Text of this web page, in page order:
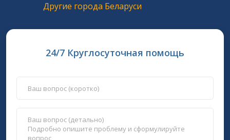
Другие города Беларуси
24/7 Круглосуточная помощь